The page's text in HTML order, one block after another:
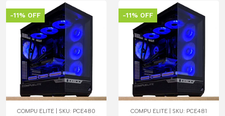
-11% OFF
COMPU ELITE | SKU: PCE480
-11% OFF
COMPU ELITE | SKU: PCE481